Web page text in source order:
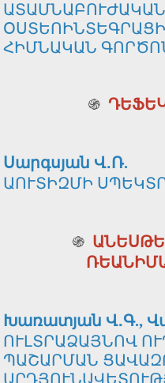
ՀԻՄՆԱԿԱՆ
֍
Սարգսյան Վ․Ռ.
ԱՈՒՏԻԶՄԻ
֍
Խառատյան Վ․Գ.,
ՈՒԼՏՐԱՁԱՅՆՈՎ
ՊԱՇԱՐՄԱՆ